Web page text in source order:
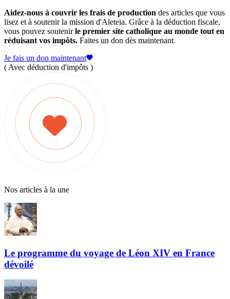
Aidez-nous à couvrir les frais de production des articles que vous
lisez et à soutenir la mission d'Aleteia. Grâce à la déduction fiscale,
vous pouvez soutenirle premier site catholique au monde tout en
réduisant vos impôts. Faites un don dès maintenant.
Je fais un don maintenant
( Avec déduction d'impôts )
Nos articles à la une
Le programme du voyage de Léon XIV en France
dévoilé